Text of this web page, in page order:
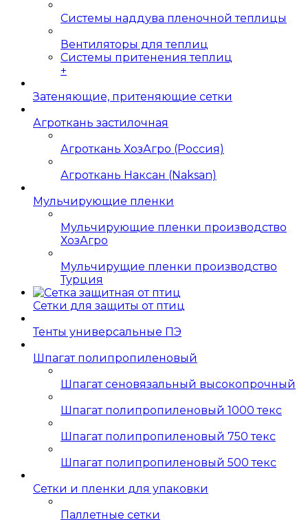
Системы наддува пленочной теплицы
Вентиляторы для теплиц
Системы притенения теплиц
+
Затеняющие, притеняющие сетки
Агроткань застилочная
Агроткань ХозАгро (Россия)
Агроткань Наксан (Naksan)
Мульчирующие пленки
Мульчирующие пленки производство
ХозАгро
Мульчирущие пленки производство
Турция
Сетки для защиты от птиц
Тенты универсальные ПЭ
Шпагат полипропиленовый
Шпагат сеновязальный высокопрочный
Шпагат полипропиленовый 1000 текс
Шпагат полипропиленовый 750 текс
Шпагат полипропиленовый 500 текс
Сетки и пленки для упаковки
Паллетные сетки